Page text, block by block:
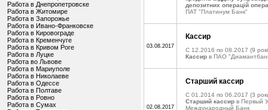
Работа в Днепропетровске
Работа в Житомире
Работа в Запорожье
Работа в Ивано-Франковске
Работа в Кировограде
Работа в Кременчуге
Работа в Кривом Роге
Работа в Луцке
Работа во Львове
Работа в Мариуполе
Работа в Николаеве
Работа в Одессе
Работа в Полтаве
Работа в Ровно
Работа в Сумах
депозитних операцій
ПАТ "Платинум Банк"
03.08.2017
Кассир
C 12.2016 по 08.2017 (9
Кассир в ПАО
02.08.2017
Старший кассир
C 01.2014 по 06.2017 (3
Старший кассир в Первый
Международный Банк